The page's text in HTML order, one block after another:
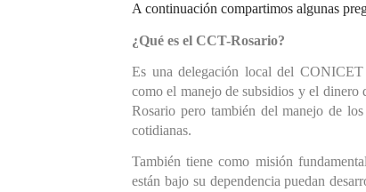
A continuación compartimos algunas
¿Qué es el CCT-Rosario?
Es una delegación local del CONICET
como el manejo de subsidios y el
Rosario pero también del manejo de los
cotidianas.
También tiene como misión
están bajo su dependencia puedan